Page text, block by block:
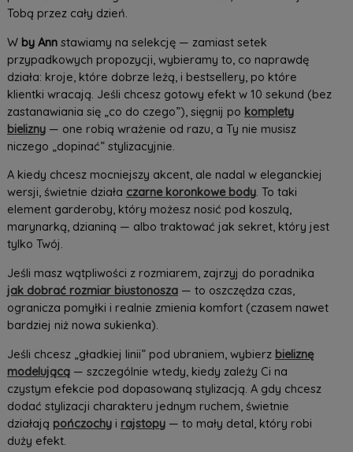
Tobą przez cały dzień.
W by Annstawiamy na selekcję — zamiast setek
przypadkowych propozycji, wybieramy to, co naprawdę
działa: kroje, które dobrze leżą, i bestsellery, po które
klientki wracają. Jeśli chcesz gotowy efekt w 10 sekund (bez
zastanawiania się „co do czego”), sięgnij po komplety
bielizny— one robią wrażenie od razu, a Ty nie musisz
niczego „dopinać” stylizacyjnie.
A kiedy chcesz mocniejszy akcent, ale nadal w eleganckiej
wersji, świetnie działa czarne koronkowe body. To taki
element garderoby, który możesz nosić pod koszulą,
marynarką, dzianiną — albo traktować jak sekret, który jest
tylko Twój.
Jeśli masz wątpliwości z rozmiarem, zajrzyj do poradnika
jak dobrać rozmiar biustonosza— to oszczędza czas,
ogranicza pomyłki i realnie zmienia komfort (czasem nawet
bardziej niż nowa sukienka).
Jeśli chcesz „gładkiej linii” pod ubraniem, wybierz bieliznę
modelującą— szczególnie wtedy, kiedy zależy Ci na
czystym efekcie pod dopasowaną stylizacją. A gdy chcesz
dodać stylizacji charakteru jednym ruchem, świetnie
działają pończochyi rajstopy— to mały detal, który robi
duży efekt.